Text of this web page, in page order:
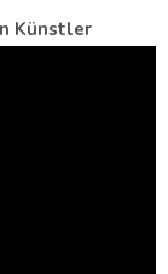
Künstler